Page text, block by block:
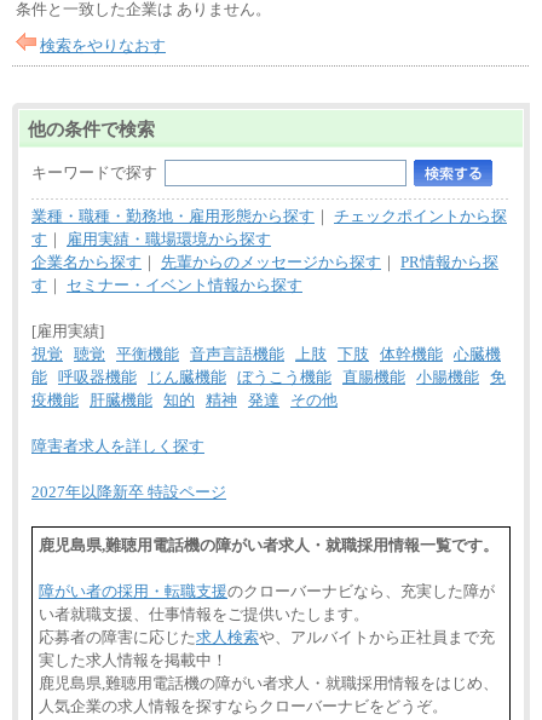
条件と一致した企業は ありません。
検索をやりなおす
他の条件で検索
キーワードで探す
業種・職種・勤務地・雇用形態から探す ｜ チェックポイントから探
す ｜
雇用実績・職場環境から探す
企業名から探す ｜ 先輩からのメッセージから探す ｜ PR情報から探
す ｜ セミナー・イベント情報から探す
[雇用実績]
視覚
聴覚 平衡機能 音声言語機能 上肢 下肢 体幹機能 心臓機
能 呼吸器機能 じん臓機能 ぼうこう機能 直腸機能 小腸機能 免
疫機能
肝臓機能 知的 精神 発達 その他
障害者求人を詳しく探す
2027年以降新卒 特設ページ
鹿児島県,難聴用電話機の障がい者求人・就職採用情報一覧です。
障がい者の採用・転職支援のクローバーナビなら、充実した障が
い者就職支援、仕事情報をご提供いたします。
応募者の障害に応じた求人検索や、アルバイトから正社員まで充
実した求人情報を掲載中！
鹿児島県,難聴用電話機の障がい者求人・就職採用情報をはじめ、
人気企業の求人情報を探すならクローバーナビをどうぞ。